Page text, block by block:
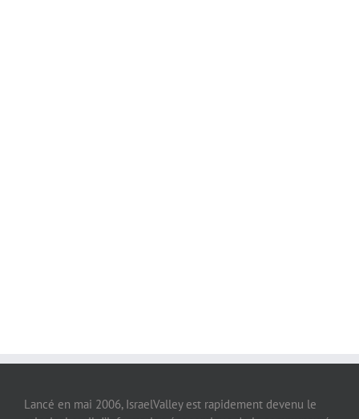
Lancé en mai 2006, IsraelValley est rapidement devenu le